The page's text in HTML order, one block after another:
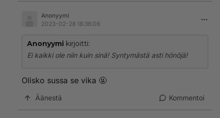
Anonyymi
2023-02-28 18:36:06
Anonyymi kirjoitti:
Ei kaikki ole niin kuin sinä! Syntymästä asti hönöjä!
Olisko sussa se vika 🤬
Äänestä Kommentoi